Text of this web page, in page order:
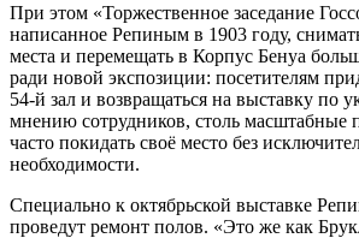
При этом «Торжественное заседание
написанное Репиным в 1903 году,
места и перемещать в Корпус Бенуа
ради новой экспозиции: посетителям
54-й зал и возвращаться на выставку по
мнению сотрудников, столь масштабные
часто покидать своё место без
необходимости.
Специально к октябрьской выставке
проведут ремонт полов. «Это же как